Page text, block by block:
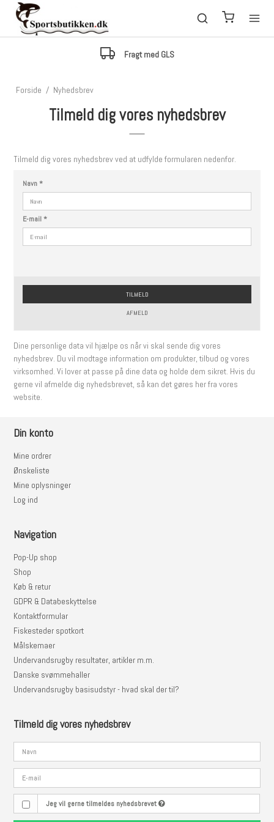
Fragt med GLS
Forside / Nyhedsbrev
Tilmeld dig vores nyhedsbrev
Tilmeld dig vores nyhedsbrev ved at udfylde formularen nedenfor.
Navn*
E-mail*
TILMELD
AFMELD
Dine personlige data vil hjælpe os når vi skal sende dig vores
nyhedsbrev. Du vil modtage information om produkter, tilbud og vores
virksomhed. Vi lover at passe på dine data og holde dem sikret. Hvis du
gerne vil afmelde dig nyhedsbrevet, så kan det gøres her fra vores
website.
Din konto
Mine ordrer
Ønskeliste
Mine oplysninger
Log ind
Navigation
Pop-Up shop
Shop
Køb & retur
GDPR & Databeskyttelse
Kontaktformular
Fiskesteder spotkort
Målskemaer
Undervandsrugby resultater, artikler m.m.
Danske svømmehaller
Undervandsrugby basisudstyr - hvad skal der til?
Tilmeld dig vores nyhedsbrev
Jeg vil gerne tilmeldes nyhedsbrevet